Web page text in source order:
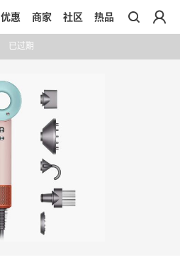
优惠 商家 社区 热品
已过期